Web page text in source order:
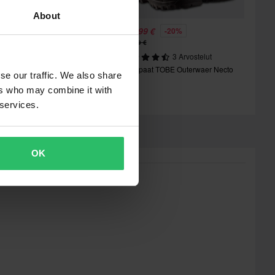
About
our traffic. We also share
who may combine it with
OK
208,99 € -20%
261,99 €
3 Arvostelut
Saappaat TOBE Outerwaer Necto